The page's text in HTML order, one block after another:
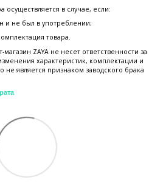
осуществляется в случае, если:
и не был в употреблении;
товара.
магазин ZAYA не несет ответственности за
характеристик, комплектации и
не является признаком заводского брака